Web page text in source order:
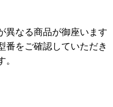
異なる商品が御座います
番をご確認していただき